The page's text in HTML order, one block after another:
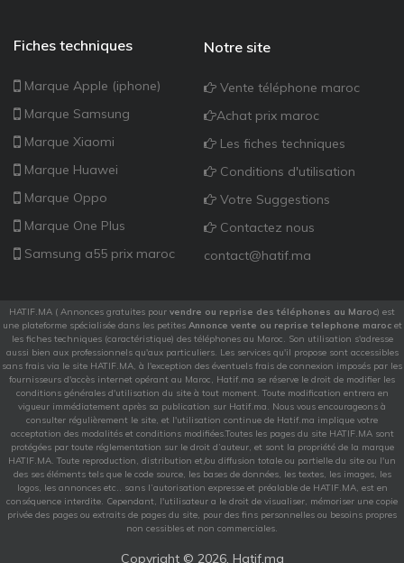
Fiches techniques
Marque Apple (iphone)
Marque Samsung
Marque Xiaomi
Marque Huawei
Marque Oppo
Marque One Plus
Samsung a55 prix maroc
Notre site
Vente téléphone maroc
Achat prix maroc
Les fiches techniques
Conditions d'utilisation
Votre Suggestions
Contactez nous
contact@hatif.ma
HATIF.MA ( Annonces gratuites pour vendre ou reprise des téléphones au Maroc) est
une plateforme spécialisée dans les petites Annonce vente ou reprise telephone marocet
les fiches techniques (caractéristique) des téléphones au Maroc. Son utilisation s'adresse
aussi bien aux professionnels qu'aux particuliers. Les services qu'il propose sont accessibles
sans frais via le site HATIF.MA, à l'exception des éventuels frais de connexion imposés par les
fournisseurs d'accès internet opérant au Maroc, Hatif.ma se réserve le droit de modifier les
conditions générales d'utilisation du site à tout moment. Toute modification entrera en
vigueur immédiatement après sa publication sur Hatif.ma. Nous vous encourageons à
consulter régulièrement le site, et l'utilisation continue de Hatif.ma implique votre
acceptation des modalités et conditions modifiées.Toutes les pages du site HATIF.MA sont
protégées par toute réglementation sur le droit d’auteur, et sont la propriété de la marque
HATIF.MA. Toute reproduction, distribution et/ou diffusion totale ou partielle du site ou l'un
des ses éléments tels que le code source, les bases de données, les textes, les images, les
logos, les annonces etc.. sans l’autorisation expresse et préalable de HATIF.MA, est en
conséquence interdite. Cependant, l'utilisateur a le droit de visualiser, mémoriser une copie
privée des pages ou extraits de pages du site, pour des fins personnelles ou besoins propres
non cessibles et non commerciales.
Copyright © 2026. Hatif.ma